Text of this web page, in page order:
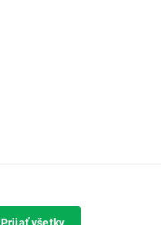
Prijať všetky